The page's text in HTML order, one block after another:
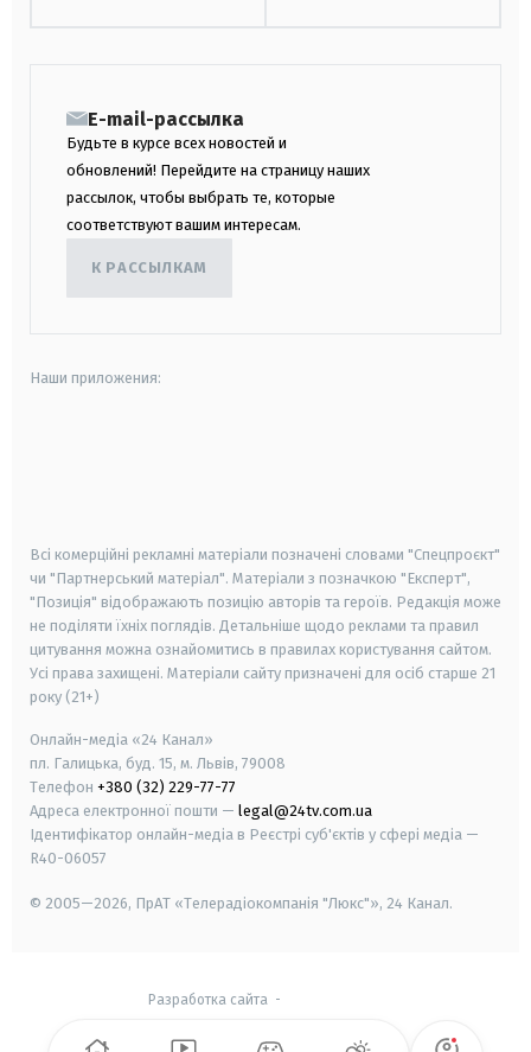
E-mail-рассылка
Будьте в курсе всех новостей и
обновлений! Перейдите на страницу наших
рассылок, чтобы выбрать те, которые
соответствуют вашим интересам.
К РАССЫЛКАМ
Наши приложения:
Всі комерційні рекламні матеріали позначені словами "Спецпроєкт"
чи "Партнерський матеріал". Матеріали з позначкою "Експерт",
"Позиція" відображають позицію авторів та героїв. Редакція може
не поділяти їхніх поглядів. Детальніше щодо реклами та правил
цитування можна ознайомитись в правилах користування сайтом.
Усі права захищені. Матеріали сайту призначені для осіб старше 21
року (21+)
Онлайн-медіа «24 Канал»
пл. Галицька, буд. 15, м. Львів, 79008
Телефон +380 (32) 229-77-77
Адреса електронної пошти — legal@24tv.com.ua
Ідентифікатор онлайн-медіа в Реєстрі суб'єктів у сфері медіа —
R40-06057
© 2005—2026, ПрАТ «Телерадіокомпанія "Люкс"», 24 Канал.
Разработка сайта -